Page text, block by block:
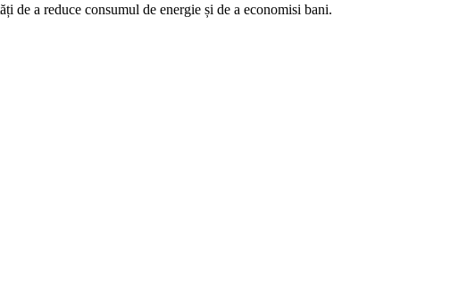
de a reduce consumul de energie și de a economisi bani.